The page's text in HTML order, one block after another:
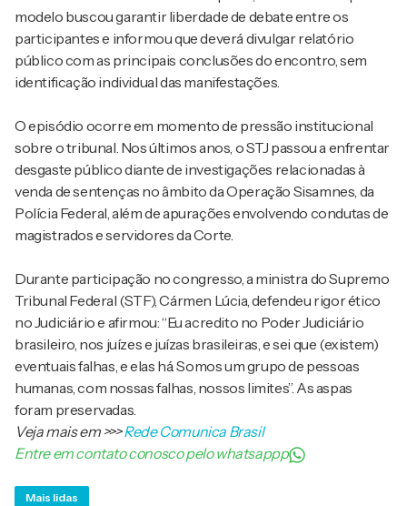
modelo buscou garantir liberdade de debate entre os
participantes e informou que deverá divulgar relatório
público com as principais conclusões do encontro, sem
identificação individual das manifestações.
O episódio ocorre em momento de pressão institucional
sobre o tribunal. Nos últimos anos, o STJ passou a enfrentar
desgaste público diante de investigações relacionadas à
venda de sentenças no âmbito da Operação Sisamnes, da
Polícia Federal, além de apurações envolvendo condutas de
magistrados e servidores da Corte.
Durante participação no congresso, a ministra do Supremo
Tribunal Federal (STF), Cármen Lúcia, defendeu rigor ético
no Judiciário e afirmou: “Eu acredito no Poder Judiciário
brasileiro, nos juízes e juízas brasileiras, e sei que (existem)
eventuais falhas, e elas há. Somos um grupo de pessoas
humanas, com nossas falhas, nossos limites”. As aspas
foram preservadas.
Veja mais em>>>Rede Comunica Brasil
Entre em contato conosco pelo whatsappp
Mais lidas